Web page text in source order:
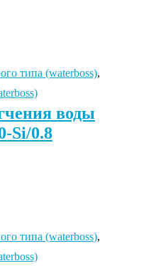
типа (waterboss),
воды
Si/0.8
типа (waterboss),